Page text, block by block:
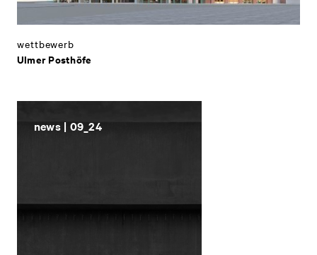
Ulmer Posthöfe
wettbewerb
news | 09_24